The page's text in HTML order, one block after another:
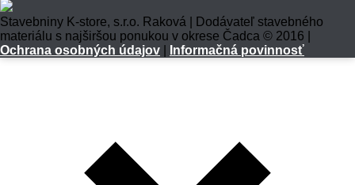
Stavebniny K-store, s.r.o. Raková | Dodávateľ stavebného
materiálu s najširšou ponukou v okrese Čadca © 2016 |
Ochrana osobných údajov
Informačná povinnosť